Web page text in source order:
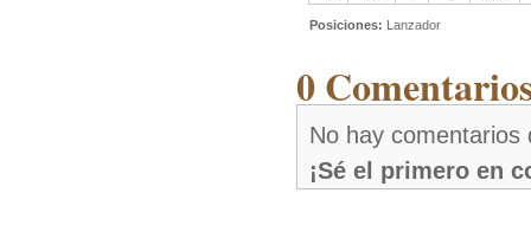
Posiciones: Lanzador
0
No hay comentarios
¡Sé el primero en